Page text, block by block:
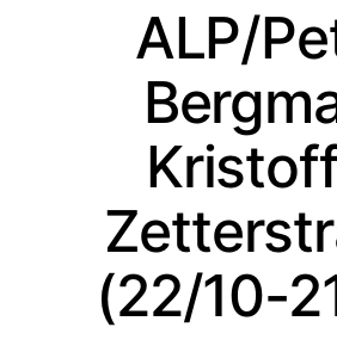
ALP/
(22/10-